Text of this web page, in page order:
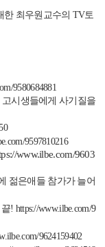
한 최우원교수의 TV토
9580684881
고시생들에게 사기질을
9597810216
www.ilbe.com/9603
젊은애들 참가가 늘어
! https://www.ilbe.com/9
9624159402